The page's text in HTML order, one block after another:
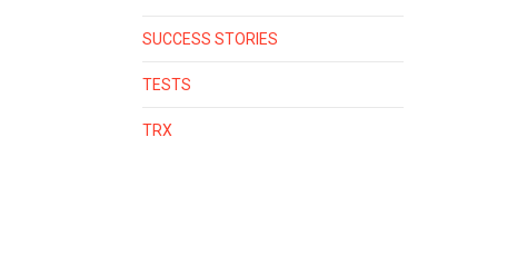
SUCCESS STORIES
TESTS
TRX